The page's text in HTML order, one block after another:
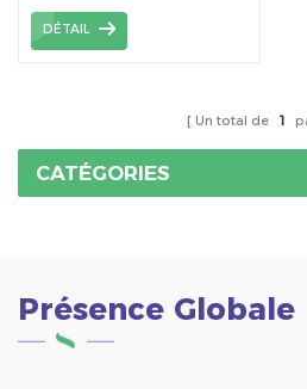
Sola en forme de U
DÉTAIL
Un total de 1
CATÉGORIES
Présence Globale